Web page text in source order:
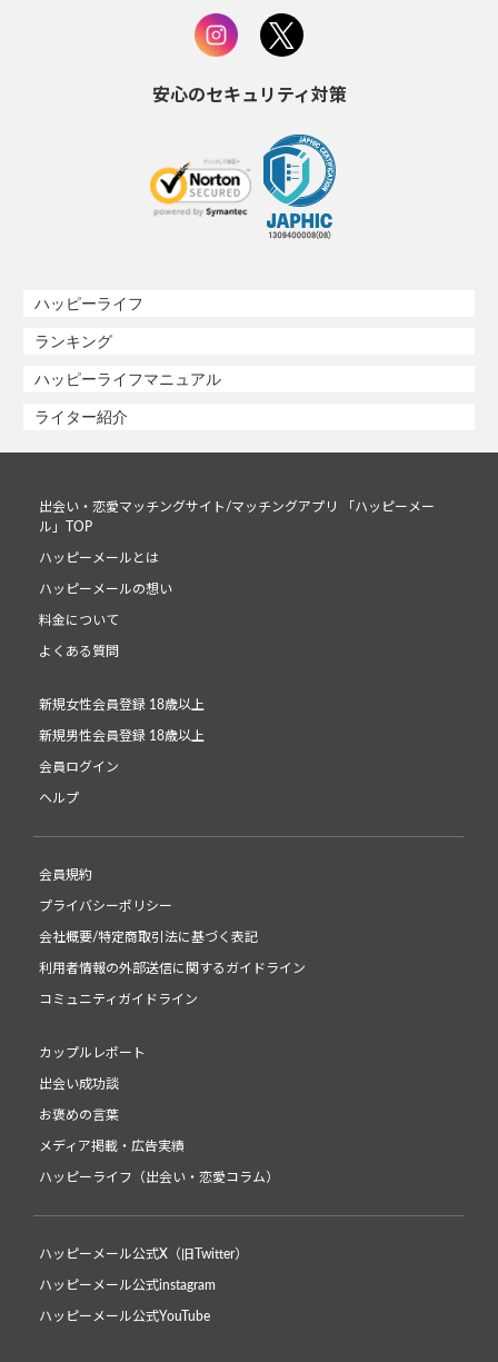
安心のセキュリティ対策
ハッピーライフ
ランキング
ハッピーライフマニュアル
ライター紹介
出会い・恋愛マッチングサイト/マッチングアプリ 「ハッピーメー
ル」TOP
ハッピーメールとは
ハッピーメールの想い
料金について
よくある質問
新規女性会員登録 18歳以上
新規男性会員登録 18歳以上
会員ログイン
ヘルプ
会員規約
プライバシーポリシー
会社概要/特定商取引法に基づく表記
利用者情報の外部送信に関するガイドライン
コミュニティガイドライン
カップルレポート
出会い成功談
お褒めの言葉
メディア掲載・広告実績
ハッピーライフ（出会い・恋愛コラム）
ハッピーメール公式X（旧Twitter）
ハッピーメール公式instagram
ハッピーメール公式YouTube